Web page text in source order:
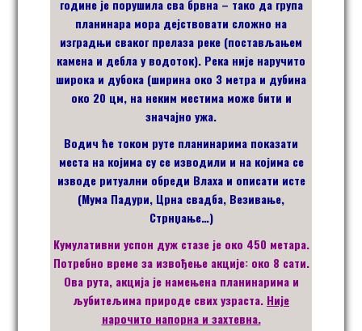
године је порушила сва брвна – тако да група
планинара мора дејствовати сложно на
изградњи сваког прелаза реке (постављањем
камена и дебла у водоток). Река није наручито
широка и дубока (ширина око 3 метра и дубина
око 20 цм, на неким местима може бити и
значајно ужа.
Водич ће током руте планинарима показати
места на којима су се изводили и на којима се
изводе ритуални обреди Влаха и описати исте
(Мума Падури, Црна свадба, Везивање,
Стрнџање…)
Кумулативни успон дуж стазе је око 450 метара.
Потребно време за извођење акције: око 8 сати.
Ова рута, акција је намењена планинарима и
љубитељима природе свих узраста. Није
нарочито напорна и захтевна.